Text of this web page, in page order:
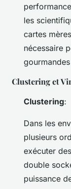
les
cartes
nécessaire
Clustering et
Clustering:
Dans les
plusieurs
exécuter
double
puissance